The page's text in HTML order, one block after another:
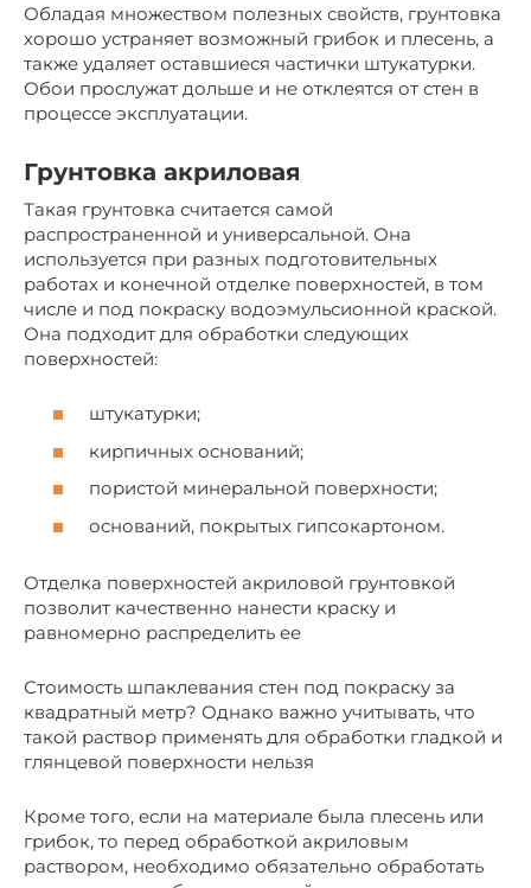
Обладая множеством полезных свойств, грунтовка
хорошо устраняет возможный грибок и плесень, а
также удаляет оставшиеся частички штукатурки.
Обои прослужат дольше и не отклеятся от стен в
процессе эксплуатации.
Грунтовка акриловая
Такая грунтовка считается самой
распространенной и универсальной. Она
используется при разных подготовительных
работах и конечной отделке поверхностей, в том
числе и под покраску водоэмульсионной краской.
Она подходит для обработки следующих
поверхностей:
штукатурки;
кирпичных оснований;
пористой минеральной поверхности;
оснований, покрытых гипсокартоном.
Отделка поверхностей акриловой грунтовкой
позволит качественно нанести краску и
равномерно распределить ее
Стоимость шпаклевания стен под покраску за
квадратный метр? Однако важно учитывать, что
такой раствор применять для обработки гладкой и
глянцевой поверхности нельзя
Кроме того, если на материале была плесень или
грибок, то перед обработкой акриловым
раствором, необходимо обязательно обработать